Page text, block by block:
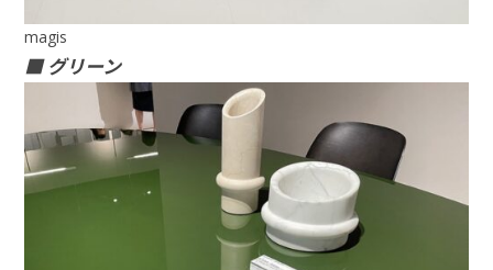
magis
■ グリーン